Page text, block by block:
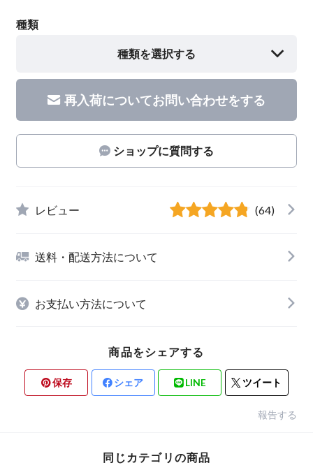
種類
種類を選択する
再入荷についてお問い合わせをする
ショップに質問する
レビュー (64)
送料・配送方法について
お支払い方法について
商品をシェアする
保存 シェア LINE ツイート
報告する
同じカテゴリの商品